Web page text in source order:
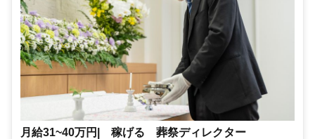
月給31~40万円| 稼げる 葬祭ディレクター